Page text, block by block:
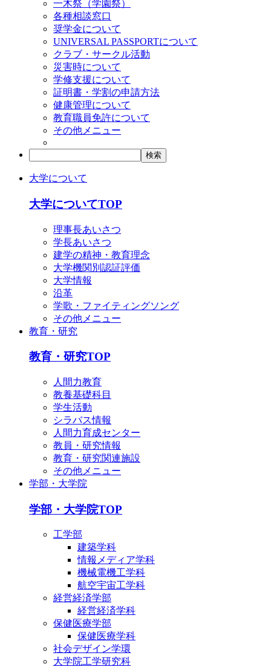
一木祭（学園祭）
各種相談窓口
奨学金について
UNIVERSAL PASSPORTについて
クラブ・サークル活動
災害時について
学修支援について
証明書・学割の申請方法
健康管理について
教育職員免許について
その他メニュー
大学について
大学についてTOP
理事長あいさつ
学長あいさつ
建学の精神・教育理念
大学機関別認証評価
大学情報
沿革
学歌・ファイティングソング
その他メニュー
教育・研究
教育・研究TOP
人間力教育
教養基礎科目
学生活動
シラバス情報
人間力育成センター
教員・研究情報
教育・研究関連施設
その他メニュー
学部・大学院
学部・大学院TOP
工学部
建築学科
情報メディア学科
機械電機工学科
航空宇宙工学科
経営経済学部
経営経済学科
保健医療学部
保健医療学科
社会デザイン学環
大学院工学研究科